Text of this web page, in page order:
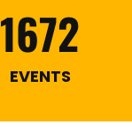
1672
EVENTS